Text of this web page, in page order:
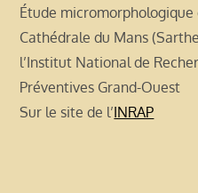
Étude micromorphologique
Cathédrale du Mans
l’Institut National de
Préventives Grand-Ouest
Sur le site de l’INRAP